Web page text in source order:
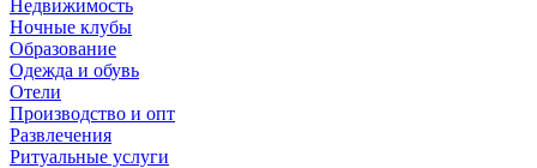
Недвижимость
Ночные клубы
Образование
Одежда и обувь
Отели
Производство и опт
Развлечения
Ритуальные услуги